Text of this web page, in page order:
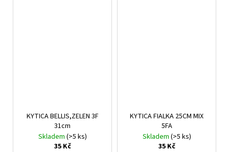
KYTICA BELLIS,ZELEN 3F
31cm
Skladem (>5 ks)
35 Kč
KYTICA FIALKA 25CM MIX
5FA
Skladem (>5 ks)
35 Kč